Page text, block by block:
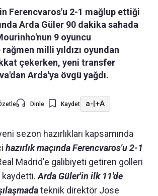
Ferencvaros'u 2-1 mağlup ettiği
Arda Güler 90 dakika sahada
9 oyuncu
milli yıldızı oyundan
çekerken, yeni transfer
Arda'ya övgü yağdı.
Dinle Kaydet a-|+A
sezon hazırlıkları kapsamında
hazırlık maçında Ferencvaros'u 2-1
Madrid'e galibiyeti getiren golleri
kaydetti.Arda Güler'in ilk 11'de
teknik direktör Jose